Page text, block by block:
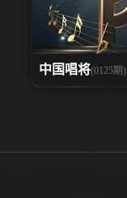
中国唱将(0125期)